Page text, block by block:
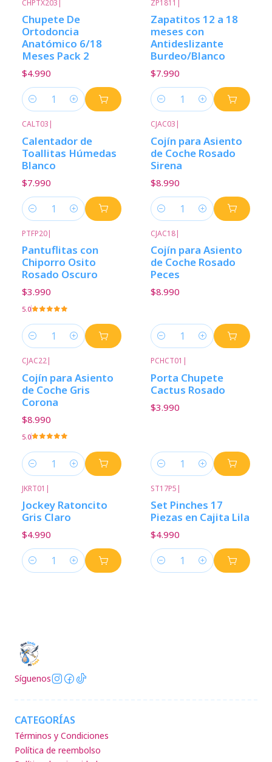
CHPTX203 |
Chupete De
Ortodoncia
Anatómico 6/18
Meses Pack 2
$4.990
Cantidad
ZP1811 |
Zapatitos 12 a 18
meses con
Antideslizante
Burdeo/Blanco
$7.990
Cantidad
CALT03 |
Calentador de
Toallitas Húmedas
Blanco
$7.990
Cantidad
CJAC03 |
Cojín para Asiento
de Coche Rosado
Sirena
$8.990
Cantidad
PTFP20|
Pantuflitas con
Chiporro Osito
Rosado Oscuro
$3.990
5.0
Cantidad
CJAC18|
Cojín para Asiento
de Coche Rosado
Peces
$8.990
Cantidad
CJAC22|
Cojín para Asiento
de Coche Gris
Corona
$8.990
5.0
Cantidad
PCHCT01 |
Porta Chupete
Cactus Rosado
$3.990
Cantidad
JKRT01 |
Jockey Ratoncito
Gris Claro
$4.990
Cantidad
ST17P5 |
Set Pinches 17
Piezas en Cajita Lila
$4.990
Cantidad
Síguenos
CATEGORÍAS
Términos y Condiciones
Política de reembolso